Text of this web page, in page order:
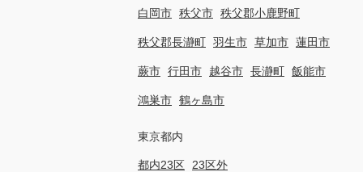
白岡市 秩父市 秩父郡小鹿野町
秩父郡長瀞町 羽生市 草加市 蓮田市
蕨市 行田市 越谷市 長瀞町 飯能市
鴻巣市 鶴ヶ島市
東京都内
都内23区 23区外